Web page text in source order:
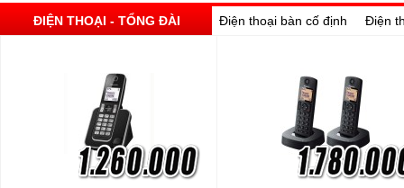
ĐIỆN THOẠI - TỔNG ĐÀI Điện thoại bàn cố định Điện